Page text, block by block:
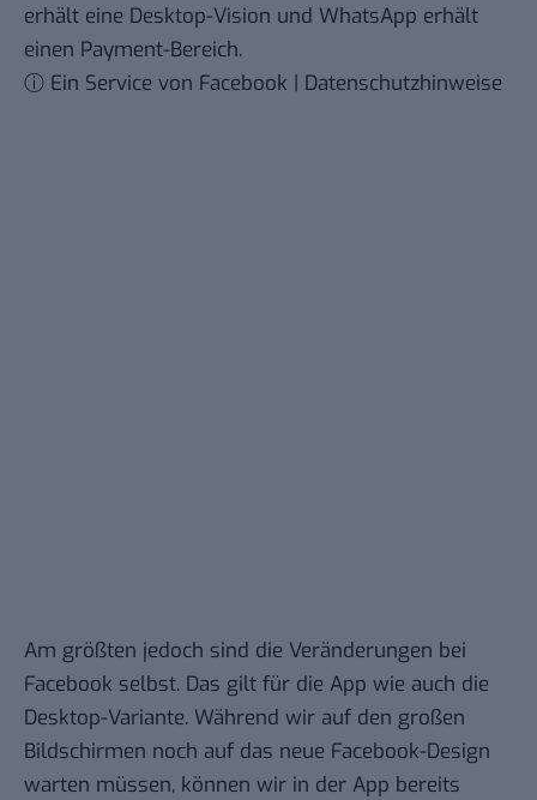
erhält eine Desktop-Vision und WhatsApp erhält
einen Payment-Bereich.
ⓘ Ein Service von Facebook | Datenschutzhinweise
Am größten jedoch sind die Veränderungen bei
Facebook selbst. Das gilt für die App wie auch die
Desktop-Variante. Während wir auf den großen
Bildschirmen noch auf das neue Facebook-Design
warten müssen, können wir in der App bereits